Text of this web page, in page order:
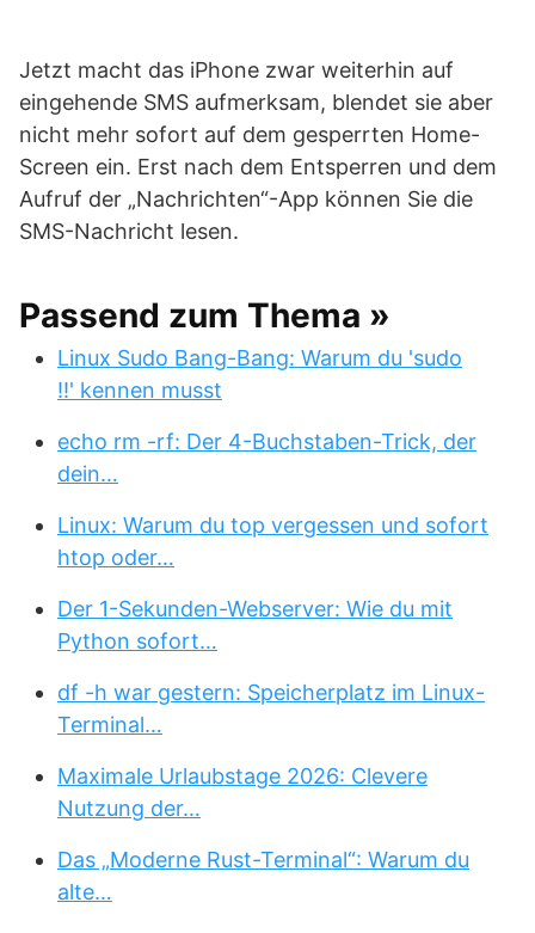
Jetzt macht das iPhone zwar weiterhin auf
eingehende SMS aufmerksam, blendet sie aber
nicht mehr sofort auf dem gesperrten Home-
Screen ein. Erst nach dem Entsperren und dem
Aufruf der „Nachrichten“-App können Sie die
SMS-Nachricht lesen.
Passend zum Thema »
Linux Sudo Bang-Bang: Warum du 'sudo
!!' kennen musst
echo rm -rf: Der 4-Buchstaben-Trick, der
dein…
Linux: Warum du top vergessen und sofort
htop oder…
Der 1-Sekunden-Webserver: Wie du mit
Python sofort…
df -h war gestern: Speicherplatz im Linux-
Terminal…
Maximale Urlaubstage 2026: Clevere
Nutzung der…
Das „Moderne Rust-Terminal“: Warum du
alte…